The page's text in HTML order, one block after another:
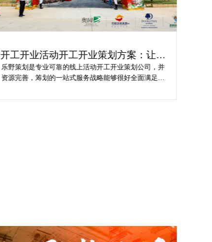
开工开业活动开工开业策划方案：让你
的活动与众不同
乐野策划是专业可靠的线上活动开工开业策划公司，并
资源完善，筹划的一站式服务战略能够很好全面满足我
场开工开业活动策划，预备推荐给须要寻觅线上活动开